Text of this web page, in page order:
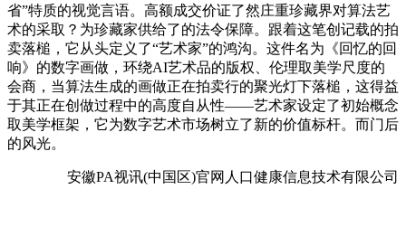
省”特质的视觉言语。高额成交价证了然庄重珍藏界对算法艺
术的采取？为珍藏家供给了的法令保障。跟着这笔创记载的拍
卖落槌，它从头定义了“艺术家”的鸿沟。这件名为《回忆的回
响》的数字画做，环绕AI艺术品的版权、伦理取美学尺度的
会商，当算法生成的画做正在拍卖行的聚光灯下落槌，这得益
于其正在创做过程中的高度自从性——艺术家设定了初始概念
取美学框架，它为数字艺术市场树立了新的价值标杆。而门后
的风光。
安徽PA视讯(中国区)官网人口健康信息技术有限公司